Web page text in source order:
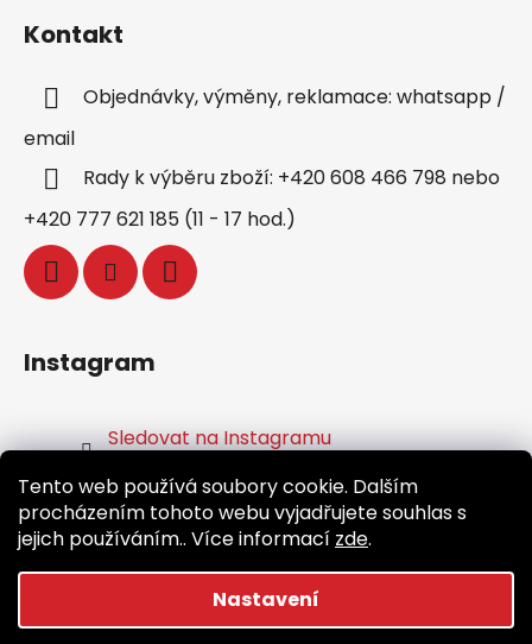
Tento web používá soubory cookie. Dalším
procházením tohoto webu vyjadřujete souhlas s
jejich používáním.. Více informací zde.
Nastavení
Kontakt
Objednávky, výměny, reklamace: whatsapp /
email
Rady k výběru zboží: +420 608 466 798 nebo
+420 777 621 185 (11 - 17 hod.)
Instagram
Sledovat na Instagramu
Facebook